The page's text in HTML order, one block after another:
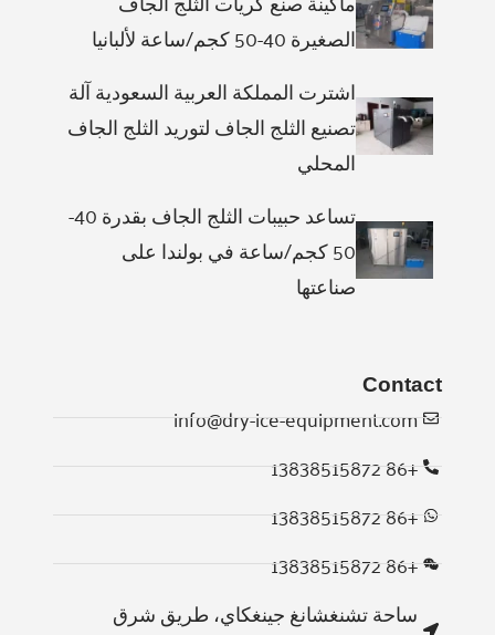
الصغيرة 40-50 كجم/ساعة لألبانيا
اشترت المملكة العربية السعودية آلة
تصنيع الثلج الجاف لتوريد الثلج الجاف
المحلي
تساعد حبيبات الثلج الجاف بقدرة 40-
50 كجم/ساعة في بولندا على
صناعتها
Contact
info@dry-ice-equipment.com
+86 13838515872
+86 13838515872
+86 13838515872
ساحة تشنغشانغ جينغكاي، طريق شرق
Whatsapp
Email